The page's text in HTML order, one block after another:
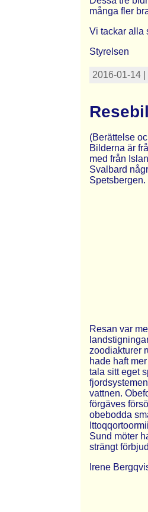
många fler
Vi tackar alla
Styrelsen
2016-01-14 |
(Berättelse
Bilderna är
med från
Svalbard
Resan var
zoodiakturer
hade haft
tala sitt eget
vattnen.
förgäves
obebodda
Sund möter
strängt
Irene